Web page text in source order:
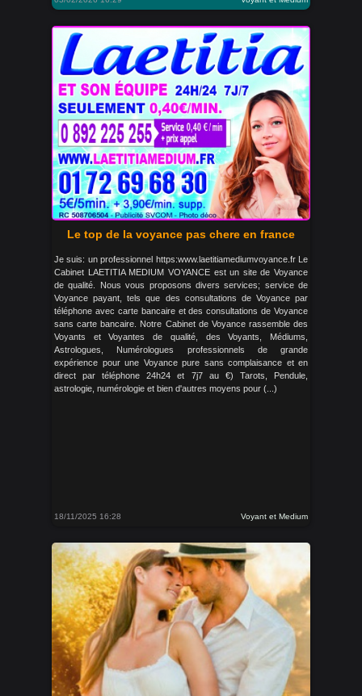
Le top de la voyance pas chere en france
Je suis: un professionnel https:www.laetitiamediumvoyance.fr Le
Cabinet LAETITIA MEDIUM VOYANCE est un site de Voyance
de qualité. Nous vous proposons divers services; service de
Voyance payant, tels que des consultations de Voyance par
téléphone avec carte bancaire et des consultations de Voyance
sans carte bancaire. Notre Cabinet de Voyance rassemble des
Voyants et Voyantes de qualité, des Voyants, Médiums,
Astrologues, Numérologues professionnels de grande
expérience pour une Voyance pure sans complaisance et en
direct par téléphone 24h24 et 7j7 au €) Tarots, Pendule,
astrologie, numérologie et bien d'autres moyens pour (...)
18/11/2025 16:28 Voyant et Medium